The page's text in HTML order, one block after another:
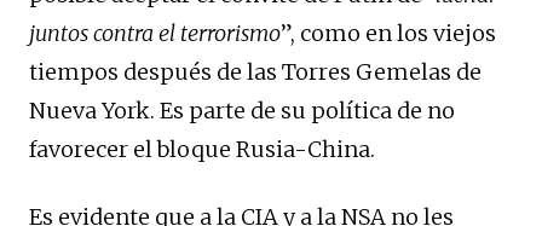
juntos contra el terrorismo”, como en los viejos
tiempos después de las Torres Gemelas de
Nueva York. Es parte de su política de no
favorecer el bloque Rusia-China.
Es evidente que a la CIA y a la NSA no les